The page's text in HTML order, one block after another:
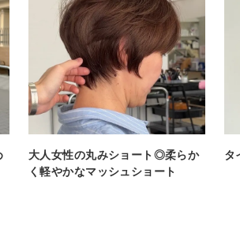
大人女性の丸みショート◎柔らか
く軽やかなマッシュショート
タ